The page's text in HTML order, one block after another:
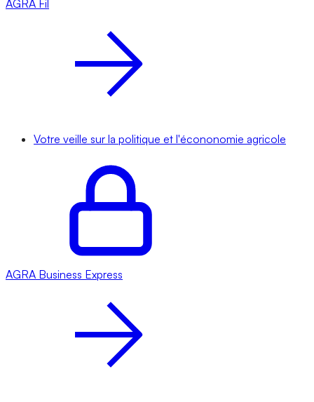
AGRA Fil
Votre veille sur la politique et l'écononomie agricole
AGRA Business Express